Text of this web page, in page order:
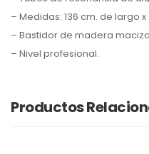
– Medidas: 136 cm. de largo
– Bastidor de madera
– Nivel profesional.
Productos